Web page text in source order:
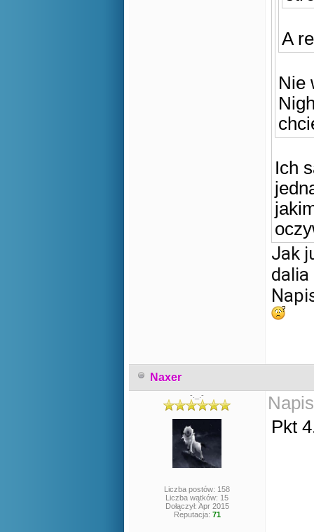
A
Nie
Ich
Jak
dalia
Naxer
-._.-
Liczba postów: 158
Liczba wątków: 15
Dołączył: Apr 2015
Reputacja: 71
Pkt